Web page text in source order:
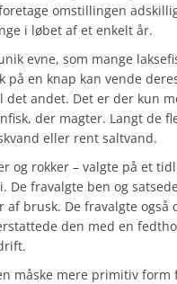
omstillingen
i løbet af et enkelt år.
evne, som mange
på en knap kan vende
andet. Det er der kun
der magter. Langt de
eller rent saltvand.
og rokker – valgte på et
De fravalgte ben og
af brusk. De fravalgte også
den med en
måske mere primitiv form